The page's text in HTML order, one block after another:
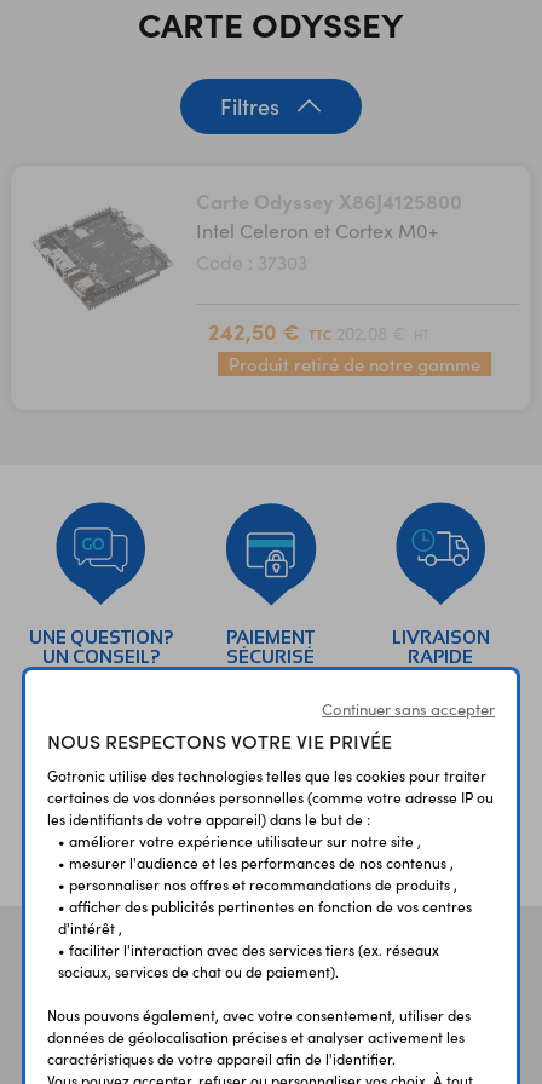
CARTE ODYSSEY
Filtres
Carte Odyssey X86J4125800
Intel Celeron et Cortex M0+
Code : 37303
242,50 € TTC 202,08 € HT
Produit retiré de notre gamme
UNE QUESTION?
UN CONSEIL?
PAIEMENT
SÉCURISÉ
LIVRAISON
RAPIDE
ÉTABLISSEMENTS
SCOLAIRES
PLUS 30 ANS
D’EXPERIENCE
Vos aviset témoignages
Continuer sans accepter
NOUS RESPECTONS VOTRE VIE PRIVÉE
Gotronic utilise des technologies telles que les cookies pour traiter
certaines de vos données personnelles (comme votre adresse IP ou
les identifiants de votre appareil) dans le but de :
• améliorer votre expérience utilisateur sur notre site ,
• mesurer l'audience et les performances de nos contenus ,
• personnaliser nos offres et recommandations de produits ,
• afficher des publicités pertinentes en fonction de vos centres
d'intérêt ,
• faciliter l'interaction avec des services tiers (ex. réseaux
sociaux, services de chat ou de paiement).
Nous pouvons également, avec votre consentement, utiliser des
données de géolocalisation précises et analyser activement les
caractéristiques de votre appareil afin de l'identifier.
Vous pouvez accepter, refuser ou personnaliser vos choix. À tout